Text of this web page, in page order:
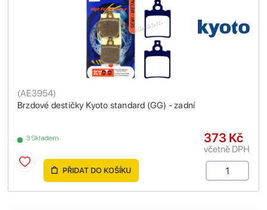
Brzdové destičky Kyoto standard (GG) - zadní
(AE3954)
3 Skladem 373 Kč
včetně DPH
PŘIDAT DO KOŠÍKU